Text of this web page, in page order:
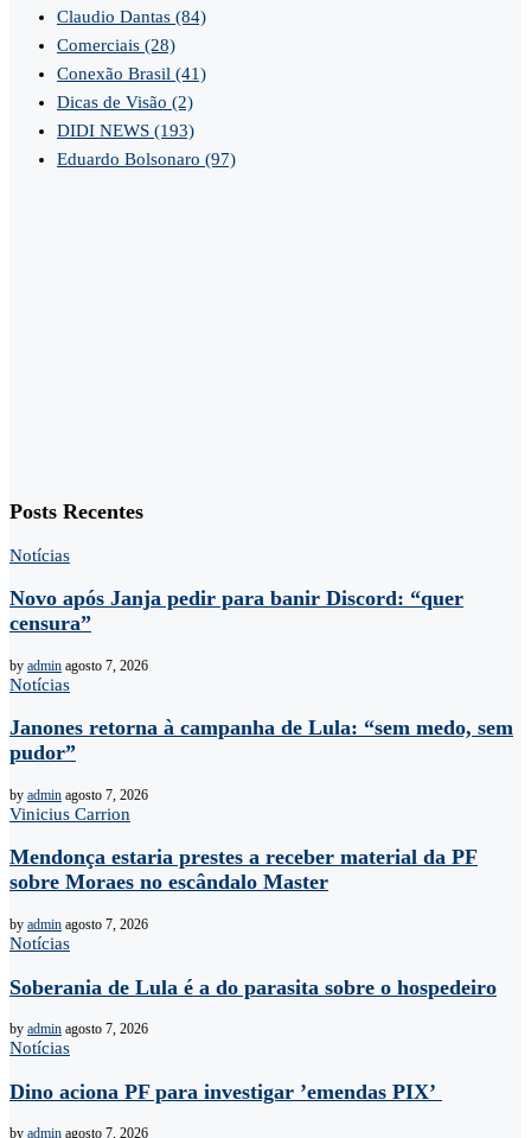
Claudio Dantas (84)
Comerciais (28)
Conexão Brasil (41)
Dicas de Visão (2)
DIDI NEWS (193)
Eduardo Bolsonaro (97)
Posts Recentes
Notícias
Novo após Janja pedir para banir Discord: “quer
censura”
by admin agosto 7, 2026
Notícias
Janones retorna à campanha de Lula: “sem medo, sem
pudor”
by admin agosto 7, 2026
Vinicius Carrion
Mendonça estaria prestes a receber material da PF
sobre Moraes no escândalo Master
by admin agosto 7, 2026
Notícias
Soberania de Lula é a do parasita sobre o hospedeiro
by admin agosto 7, 2026
Notícias
Dino aciona PF para investigar ’emendas PIX’
by admin agosto 7, 2026